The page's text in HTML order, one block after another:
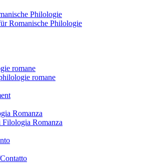
Philologie
Romanische Philologie
romane
romane
Romanza
Filologia Romanza